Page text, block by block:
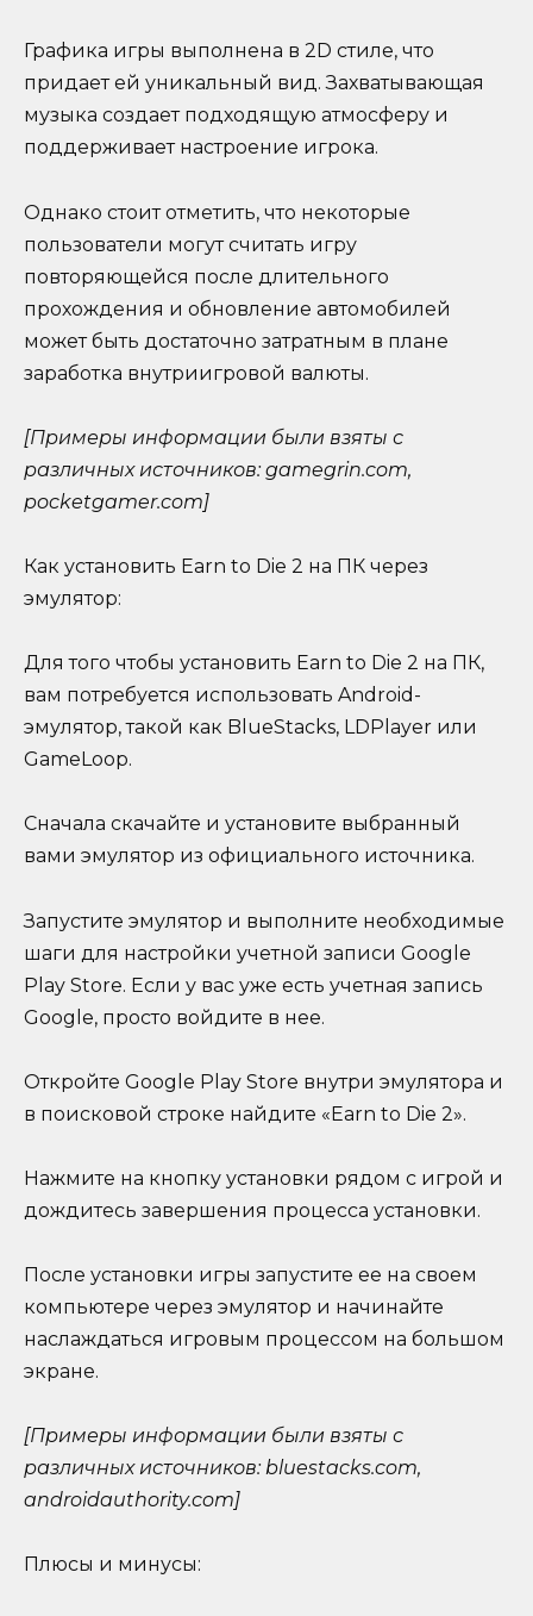
Графика игры выполнена в 2D стиле, что
придает ей уникальный вид. Захватывающая
музыка создает подходящую атмосферу и
поддерживает настроение игрока.
Однако стоит отметить, что некоторые
пользователи могут считать игру
повторяющейся после длительного
прохождения и обновление автомобилей
может быть достаточно затратным в плане
заработка внутриигровой валюты.
[Примеры информации были взяты с
различных источников: gamegrin.com,
pocketgamer.com]
Как установить Earn to Die 2 на ПК через
эмулятор:
Для того чтобы установить Earn to Die 2 на ПК,
вам потребуется использовать Android-
эмулятор, такой как BlueStacks, LDPlayer или
GameLoop.
Сначала скачайте и установите выбранный
вами эмулятор из официального источника.
Запустите эмулятор и выполните необходимые
шаги для настройки учетной записи Google
Play Store. Если у вас уже есть учетная запись
Google, просто войдите в нее.
Откройте Google Play Store внутри эмулятора и
в поисковой строке найдите «Earn to Die 2».
Нажмите на кнопку установки рядом с игрой и
дождитесь завершения процесса установки.
После установки игры запустите ее на своем
компьютере через эмулятор и начинайте
наслаждаться игровым процессом на большом
экране.
[Примеры информации были взяты с
различных источников: bluestacks.com,
androidauthority.com]
Плюсы и минусы: